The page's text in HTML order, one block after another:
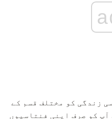
زندگی کو مختلف قسم کے
آپ کو صرف اپنی فنتاسیوں